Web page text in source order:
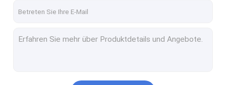
Ausrüstung für Lüfter